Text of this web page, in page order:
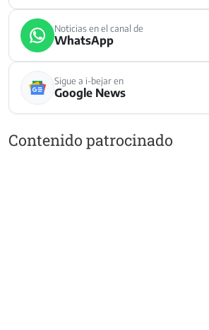
Noticias en el canal de
WhatsApp
Sigue a i-bejar en
Google News
Contenido patrocinado